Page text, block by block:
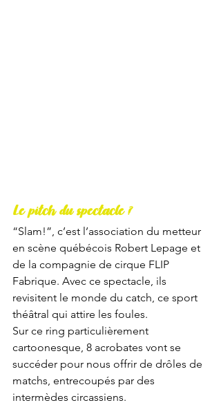
Le pitch du spectacle ?
“Slam!”, c’est l’association du metteur
en scène québécois Robert Lepage et
de la compagnie de cirque FLIP
Fabrique. Avec ce spectacle, ils
revisitent le monde du catch, ce sport
théâtral qui attire les foules.
Sur ce ring particulièrement
cartoonesque, 8 acrobates vont se
succéder pour nous offrir de drôles de
matchs, entrecoupés par des
intermèdes circassiens.